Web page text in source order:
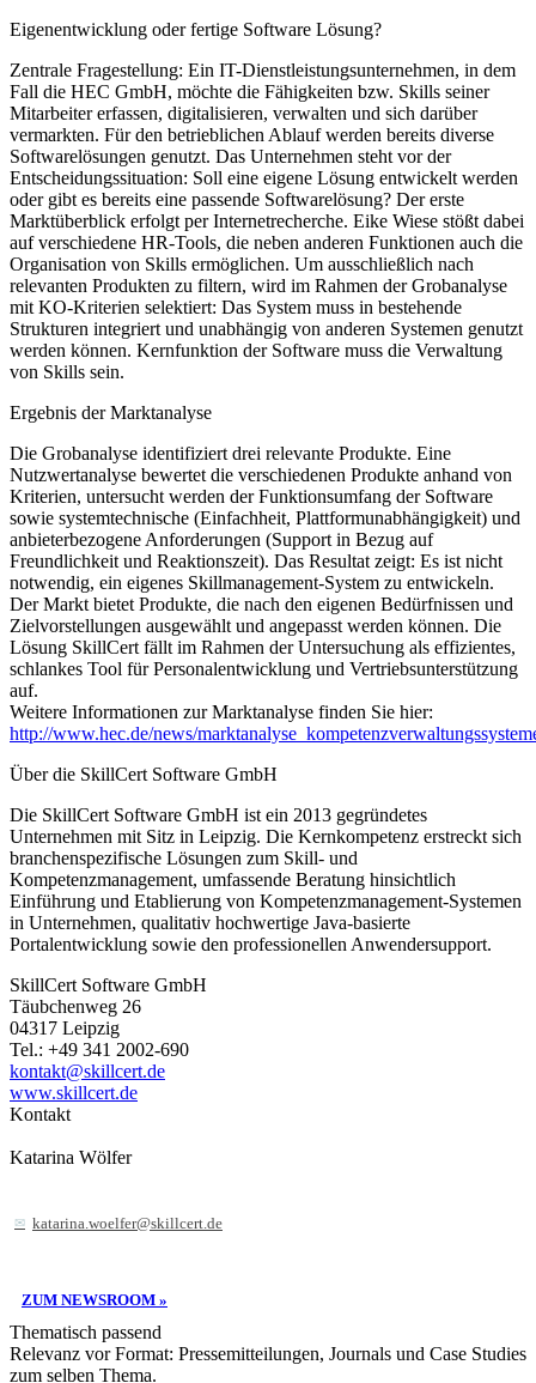
Eigenentwicklung oder fertige Software Lösung?
Zentrale Fragestellung: Ein IT-Dienstleistungsunternehmen, in dem
Fall die HEC GmbH, möchte die Fähigkeiten bzw. Skills seiner
Mitarbeiter erfassen, digitalisieren, verwalten und sich darüber
vermarkten. Für den betrieblichen Ablauf werden bereits diverse
Softwarelösungen genutzt. Das Unternehmen steht vor der
Entscheidungssituation: Soll eine eigene Lösung entwickelt werden
oder gibt es bereits eine passende Softwarelösung? Der erste
Marktüberblick erfolgt per Internetrecherche. Eike Wiese stößt dabei
auf verschiedene HR-Tools, die neben anderen Funktionen auch die
Organisation von Skills ermöglichen. Um ausschließlich nach
relevanten Produkten zu filtern, wird im Rahmen der Grobanalyse
mit KO-Kriterien selektiert: Das System muss in bestehende
Strukturen integriert und unabhängig von anderen Systemen genutzt
werden können. Kernfunktion der Software muss die Verwaltung
von Skills sein.
Ergebnis der Marktanalyse
Die Grobanalyse identifiziert drei relevante Produkte. Eine
Nutzwertanalyse bewertet die verschiedenen Produkte anhand von
Kriterien, untersucht werden der Funktionsumfang der Software
sowie systemtechnische (Einfachheit, Plattformunabhängigkeit) und
anbieterbezogene Anforderungen (Support in Bezug auf
Freundlichkeit und Reaktionszeit). Das Resultat zeigt: Es ist nicht
notwendig, ein eigenes Skillmanagement-System zu entwickeln.
Der Markt bietet Produkte, die nach den eigenen Bedürfnissen und
Zielvorstellungen ausgewählt und angepasst werden können. Die
Lösung SkillCert fällt im Rahmen der Untersuchung als effizientes,
schlankes Tool für Personalentwicklung und Vertriebsunterstützung
auf.
Weitere Informationen zur Marktanalyse finden Sie hier:
http://www.hec.de/news/
Über die SkillCert Software GmbH
Die SkillCert Software GmbH ist ein 2013 gegründetes
Unternehmen mit Sitz in Leipzig. Die Kernkompetenz erstreckt sich
branchenspezifische Lösungen zum Skill- und
Kompetenzmanagement, umfassende Beratung hinsichtlich
Einführung und Etablierung von Kompetenzmanagement-Systemen
in Unternehmen, qualitativ hochwertige Java-basierte
Portalentwicklung sowie den professionellen Anwendersupport.
SkillCert Software GmbH
Täubchenweg 26
04317 Leipzig
Tel.: +49 341 2002-690
kontakt@skillcert.de
www.skillcert.de
Kontakt
Katarina Wölfer
katarina.woelfer@skillcert.de
ZUM NEWSROOM »
Thematisch passend
Relevanz vor Format: Pressemitteilungen, Journals und Case Studies
zum selben Thema.